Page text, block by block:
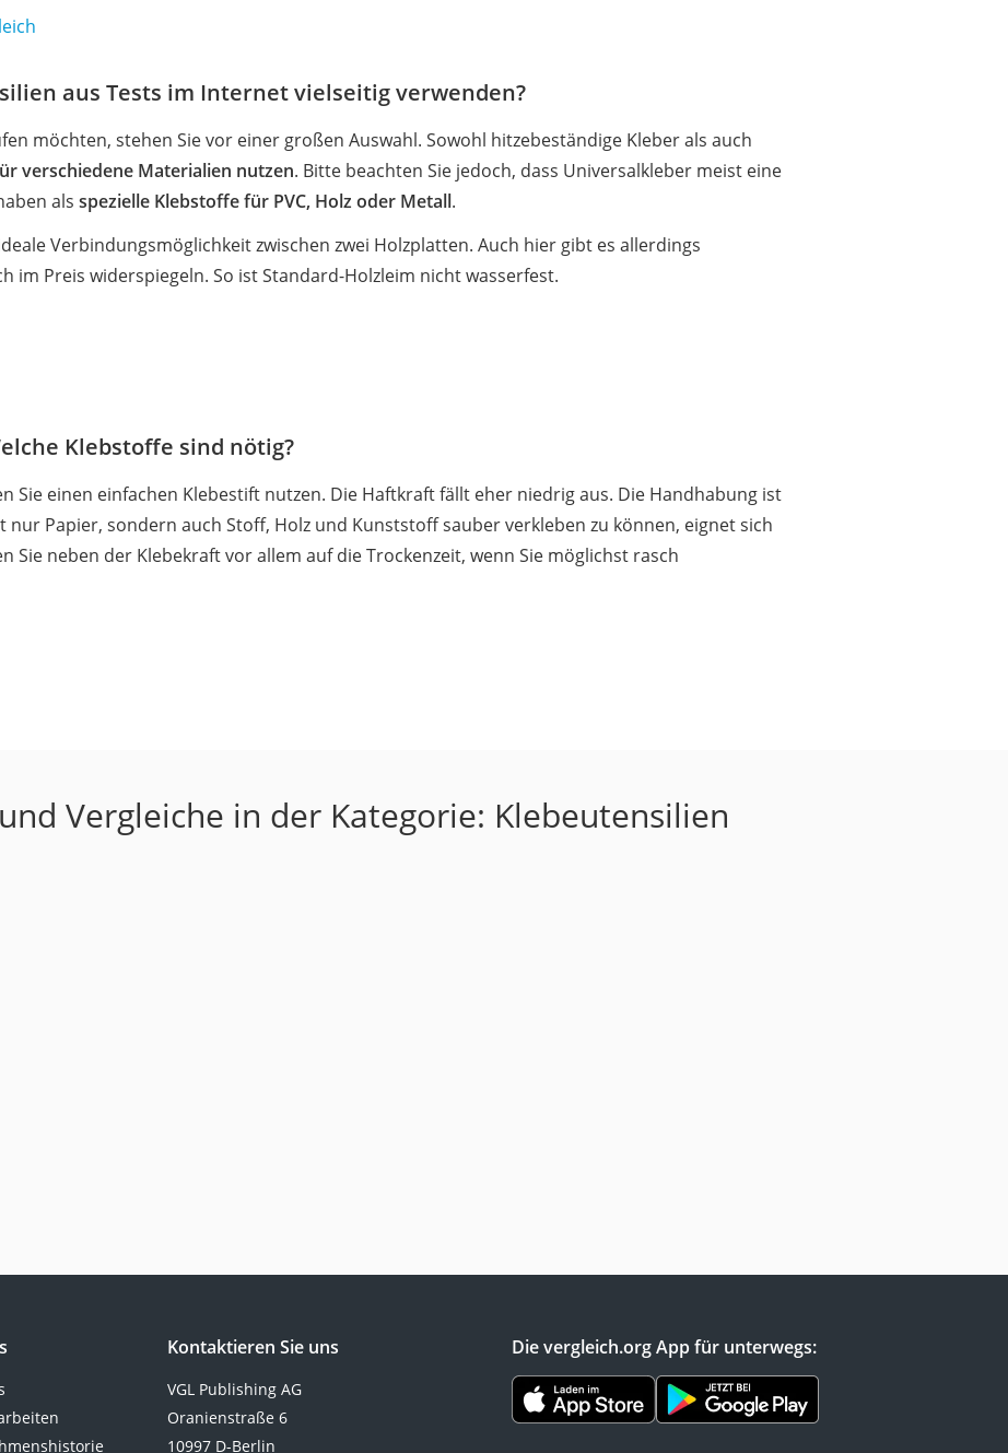
aus Tests im Internet vielseitig verwenden?
möchten, stehen Sie vor einer großen Auswahl. Sowohl hitzebeständige Kleber als auch
verschiedene Materialien nutzen. Bitte beachten Sie jedoch, dass Universalkleber meist eine
alsspezielle Klebstoffe für PVC, Holz oder Metall.
Verbindungsmöglichkeit zwischen zwei Holzplatten. Auch hier gibt es allerdings
im Preis widerspiegeln. So ist Standard-Holzleim nicht wasserfest.
Klebstoffe sind nötig?
Sie einen einfachen Klebestift nutzen. Die Haftkraft fällt eher niedrig aus. Die Handhabung ist
nur Papier, sondern auch Stoff, Holz und Kunststoff sauber verkleben zu können, eignet sich
Sie neben der Klebekraft vor allem auf die Trockenzeit, wenn Sie möglichst rasch
Vergleiche in der Kategorie: Klebeutensilien
Kontaktieren Sie uns
VGL Publishing AG
Oranienstraße 6
10997 D-Berlin
Die vergleich.org App für unterwegs: